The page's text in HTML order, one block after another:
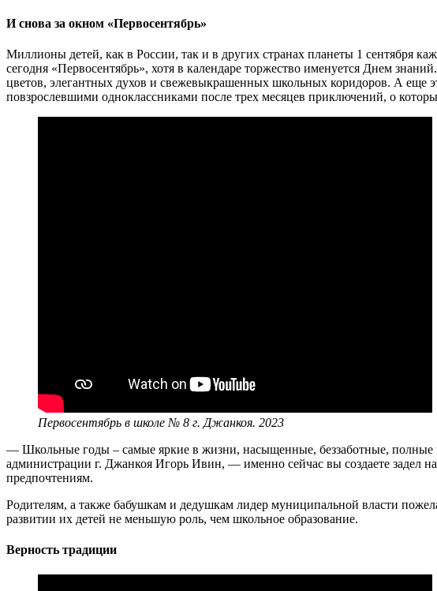
И снова за окном «Первосентябрь»
Миллионы детей, как в России, так и в других странах планеты 1 сентября
сегодня «Первосентябрь», хотя в календаре торжество именуется Днем
цветов, элегантных духов и свежевыкрашенных школьных коридоров. А еще
повзрослевшими одноклассниками после трех месяцев приключений, о
Первосентябрь в школе № 8 г. Джанкоя. 2023
— Школьные годы – самые яркие в жизни, насыщенные, беззаботные, полные
администрации г. Джанкоя Игорь Ивин, — именно сейчас вы создаете задел
предпочтениям.
Родителям, а также бабушкам и дедушкам лидер муниципальной власти
развитии их детей не меньшую роль, чем школьное образование.
Верность традиции